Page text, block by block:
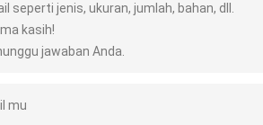
seperti jenis, ukuran, jumlah, bahan, dll.
kasih!
jawaban Anda.